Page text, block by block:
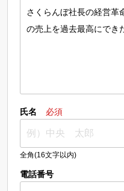
氏名 必須
全角(16文字以内)
電話番号